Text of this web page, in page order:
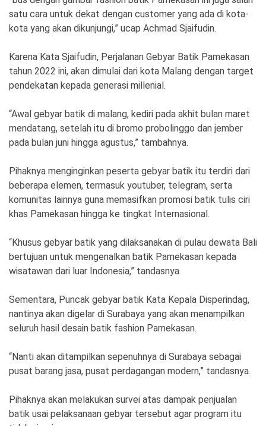
satu cara untuk dekat dengan customer yang ada di kota-
kota yang akan dikunjungi,” ucap Achmad Sjaifudin.
Karena Kata Sjaifudin, Perjalanan Gebyar Batik Pamekasan
tahun 2022 ini, akan dimulai dari kota Malang dengan target
pendekatan kepada generasi millenial.
“Awal gebyar batik di malang, kediri pada akhit bulan maret
mendatang, setelah itu di bromo probolinggo dan jember
pada bulan juni hingga agustus,” tambahnya.
Pihaknya menginginkan peserta gebyar batik itu terdiri dari
beberapa elemen, termasuk youtuber, telegram, serta
komunitas lainnya guna memasifkan promosi batik tulis ciri
khas Pamekasan hingga ke tingkat Internasional.
“Khusus gebyar batik yang dilaksanakan di pulau dewata Bali
bertujuan untuk mengenalkan batik Pamekasan kepada
wisatawan dari luar Indonesia,” tandasnya.
Sementara, Puncak gebyar batik Kata Kepala Disperindag,
nantinya akan digelar di Surabaya yang akan menampilkan
seluruh hasil desain batik fashion Pamekasan.
“Nanti akan ditampilkan sepenuhnya di Surabaya sebagai
pusat barang jasa, pusat perdagangan modern,” tandasnya.
Pihaknya akan melakukan survei atas dampak penjualan
batik usai pelaksanaan gebyar tersebut agar program itu